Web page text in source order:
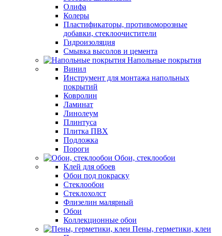
Олифа
Колеры
Пластификаторы, противоморозные
добавки, стеклоочистители
Гидроизоляция
Смывка высолов и цемента
Напольные покрытия
Винил
Инструмент для монтажа напольных
покрытий
Ковролин
Ламинат
Линолеум
Плинтуса
Плитка ПВХ
Подложка
Пороги
Обои, стеклообои
Клей для обоев
Обои под покраску
Стеклообои
Стеклохолст
Флизелин малярный
Обои
Коллекционные обои
Пены, герметики, клеи